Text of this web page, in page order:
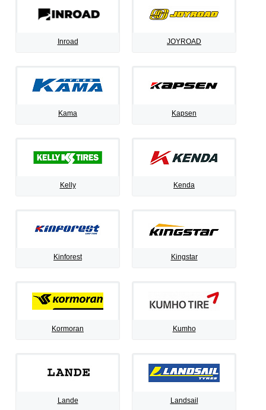
Inroad JOYROAD
Kama Kapsen
Kelly Kenda
Kinforest Kingstar
Kormoran Kumho
Lande Landsail